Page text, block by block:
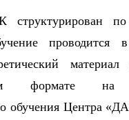
структурирован по
проводится
материал
формате на
обучения Центра